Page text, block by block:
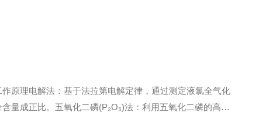
原理电解法：基于法拉第电解定律，通过测定液氯全气化
量成正比。五氧化二磷(P₂O₅)法：利用五氧化二磷的高吸